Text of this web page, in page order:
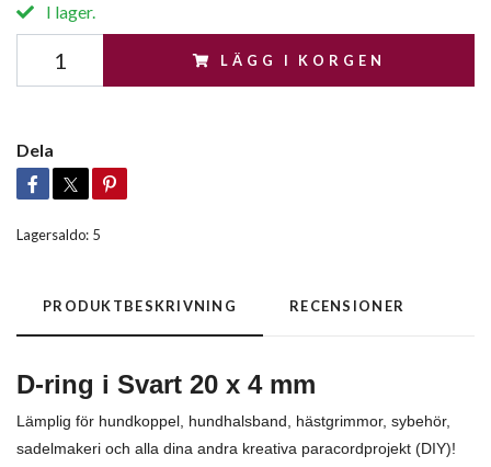
I lager.
LÄGG I KORGEN
Dela
Lagersaldo: 5
PRODUKTBESKRIVNING RECENSIONER
D-ring i Svart 20 x 4 mm
Lämplig för hundkoppel, hundhalsband, hästgrimmor, sybehör,
sadelmakeri och alla dina andra kreativa paracordprojekt (DIY)!